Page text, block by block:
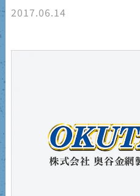
2017.06.14